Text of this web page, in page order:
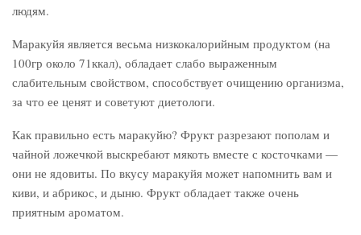
людям.
Маракуйя является весьма низкокалорийным продуктом (на
100гр около 71ккал), обладает слабо выраженным
слабительным свойством, способствует очищению организма,
за что ее ценят и советуют диетологи.
Как правильно есть маракуйю? Фрукт разрезают пополам и
чайной ложечкой выскребают мякоть вместе с косточками —
они не ядовиты. По вкусу маракуйя может напомнить вам и
киви, и абрикос, и дыню. Фрукт обладает также очень
приятным ароматом.